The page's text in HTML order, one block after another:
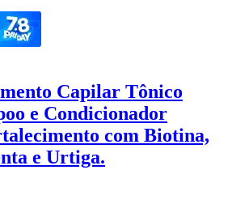
Capilar Tônico
e Condicionador
com Biotina,
e Urtiga.